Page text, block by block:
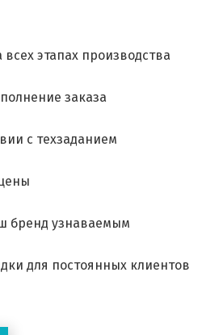
всех этапах производства
заказа
с техзаданием
бренд узнаваемым
для постоянных клиентов